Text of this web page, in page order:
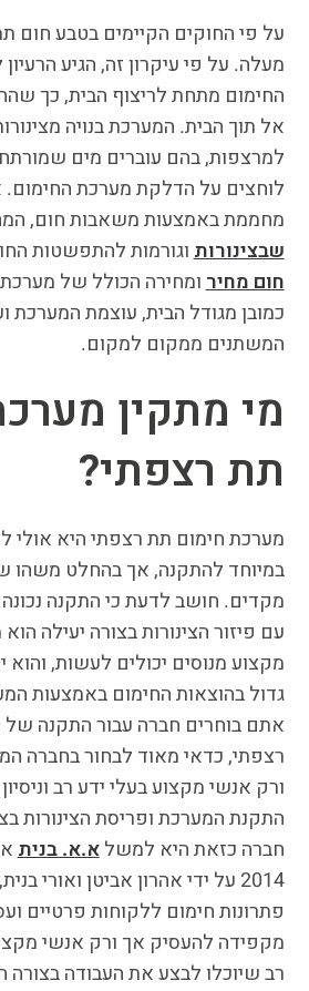
על פי החוקים הקיימים בטבע חום
מעלה. על פי עיקרון זה, הגיע
החימום מתחת לריצוף הבית, כך
אל תוך הבית. המערכת בנויה
למרצפות, בהם עוברים מים
לוחצים על הדלקת מערכת
מחממת באמצעות משאבות חום,
שבצינורותוגורמות להתפשטות
חום מחירומחירה הכולל של
כמובן מגודל הבית, עוצמת המערכת
המשתנים ממקום למקום.
מי מתקין
תת רצפתי?
מערכת חימום תת רצפתי היא אולי
במיוחד להתקנה, אך בהחלט משהו
מקדים. חושב לדעת כי התקנה
עם פיזור הצינורות בצורה יעילה
מקצוע מנוסים יכולים לעשות, והוא
גדול בהוצאות החימום באמצעות
אתם בוחרים חברה עבור התקנה
רצפתי, כדאי מאוד לבחור בחברה
ורק אנשי מקצוע בעלי ידע רב
התקנת המערכת ופריסת הצינורות
חברה כזאת היא למשלא.א. בנית
2014 על ידי אהרון אביטן ואורי
פתרונות חימום ללקוחות פרטיים
מקפידה להעסיק אך ורק אנשי
רב שיוכלו לבצע את העבודה בצורה